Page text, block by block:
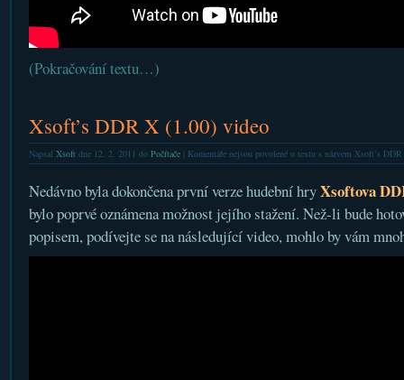
(Pokračování textu…)
Xsoft’s DDR X (1.00) video
Napsal Xsoftdne 12. 2. 2011 do Počítače| Komentáře nejsou povolenéu textu s názvem Xsoft’s
Nedávno byla dokončena první verze hudební hryXsoftova
bylo poprvé oznámena možnost jejího stažení. Než-li bude
popisem, podívejte se na následující video, mohlo by vám